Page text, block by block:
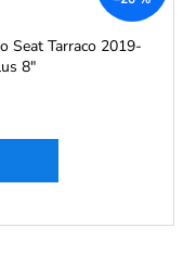
Seat Tarraco 2019-
8"